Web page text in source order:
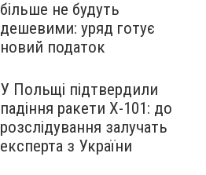
більше не будуть
дешевими: уряд готує
новий податок
У Польщі підтвердили
падіння ракети Х-101: до
розслідування залучать
експерта з України